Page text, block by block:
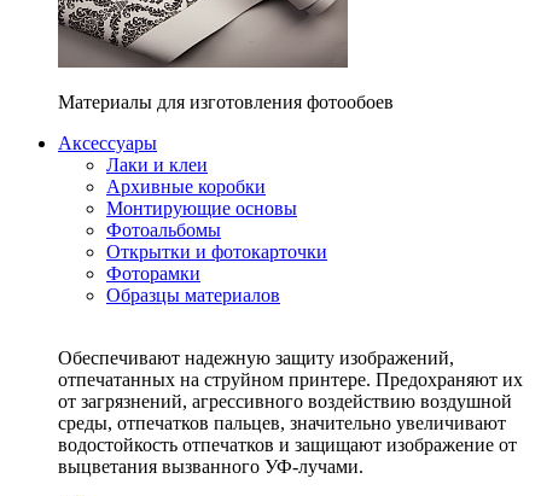
Материалы для изготовления фотообоев
Аксессуары
Лаки и клеи
Архивные коробки
Монтирующие основы
Фотоальбомы
Открытки и фотокарточки
Фоторамки
Образцы материалов
Обеспечивают надежную защиту изображений,
отпечатанных на струйном принтере. Предохраняют их
от загрязнений, агрессивного воздействию воздушной
среды, отпечатков пальцев, значительно увеличивают
водостойкость отпечатков и защищают изображение от
выцветания вызванного УФ-лучами.